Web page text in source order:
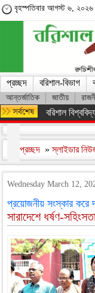
বৃহস্পতিবার আগস্ট ৬,
প্রচ্ছদ বরিশাল-বিভাগ
আন্তর্জাতিক জাতীয়
অসংখ্য শহিদের
প্রচ্ছদ »স্লাইডার
Wednesday March 12,
প্রয়োজনীয় সংস্কার করে
সারাদেশে ধর্ষণ-